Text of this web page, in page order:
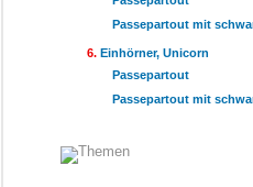
Passepartout mit
Einhörner, Unicorn
Passepartout
Passepartout mit